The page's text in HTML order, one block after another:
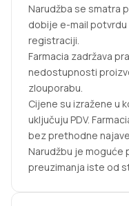
Narudžba se smatra
dobije e-mail potvrdu
registraciji.
Farmacia zadržava
nedostupnosti
zlouporabu.
Cijene su izražene u
uključuju PDV.
bez prethodne
Narudžbu je moguće
preuzimanja iste od